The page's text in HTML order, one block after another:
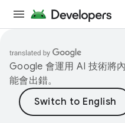
Google 會運用 AI 技術將
能會出錯。